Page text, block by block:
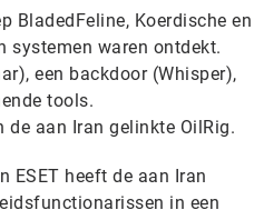
BladedFeline, Koerdische en
systemen waren ontdekt.
een backdoor (Whisper),
tools.
de aan Iran gelinkte OilRig.
ESET heeft de aan Iran
in een